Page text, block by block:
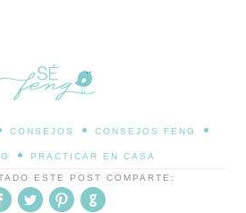
CONSEJOS • CONSEJOS FENG •
• PRACTICAR EN CASA
ESTE POST COMPARTE: